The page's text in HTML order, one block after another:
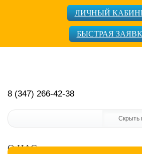
ЛИЧНЫЙ
БЫСТРАЯ
8 (347) 266-42-38
Скрыть
О НАС